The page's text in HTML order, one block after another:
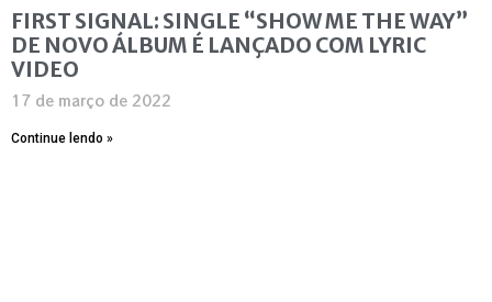
FIRST SIGNAL: SINGLE “SHOW ME THE WAY”
DE NOVO ÁLBUM É LANÇADO COM LYRIC
VIDEO
17 de março de 2022
Continue lendo »